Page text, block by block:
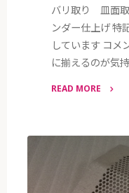
バリ取り 皿面
ンダー仕上げ 特
しています コメ
に揃えるのが気
READ MORE
実